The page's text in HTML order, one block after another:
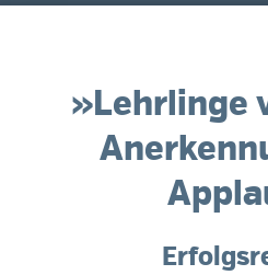
»Lehrlinge